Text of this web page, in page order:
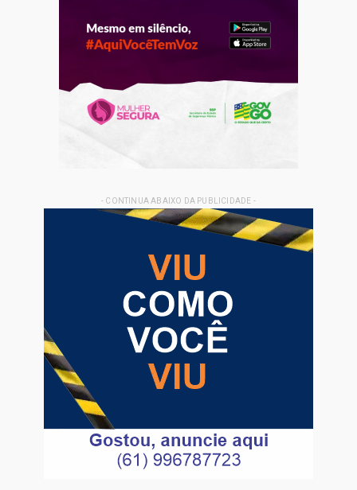
- CONTINUA ABAIXO DA PUBLICIDADE -